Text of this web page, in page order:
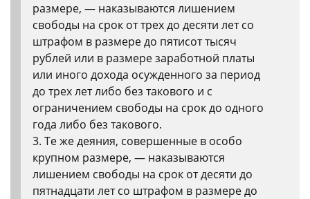
размере, — наказываются лишением
свободы на срок от трех до десяти лет со
штрафом в размере до пятисот тысяч
рублей или в размере заработной платы
или иного дохода осужденного за период
до трех лет либо без такового и с
ограничением свободы на срок до одного
года либо без такового.
3. Те же деяния, совершенные в особо
крупном размере, — наказываются
лишением свободы на срок от десяти до
пятнадцати лет со штрафом в размере до